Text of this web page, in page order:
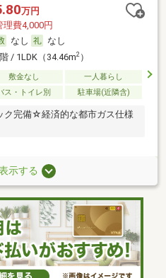
万円
理費4,000円
なし
なし
/ 1LDK（34.46m2）
敷金なし
一人暮らし
ス・トイレ別 駐車場(近隣含)
ク完備☆経済的な都市ガス仕様
示する